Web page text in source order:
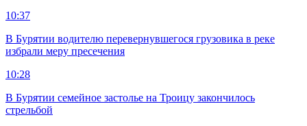
10:37
В Бурятии водителю перевернувшегося грузовика в реке
избрали меру пресечения
10:28
В Бурятии семейное застолье на Троицу закончилось
стрельбой